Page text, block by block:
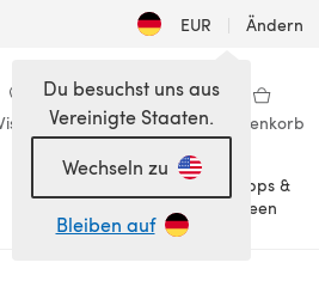
EUR | Ändern
Meine Bibliothek Warenkorb
Anlässe
Tipps &
Ideen
Du besuchst uns aus
Vereinigte Staaten.
Wechseln zu
Bleiben auf